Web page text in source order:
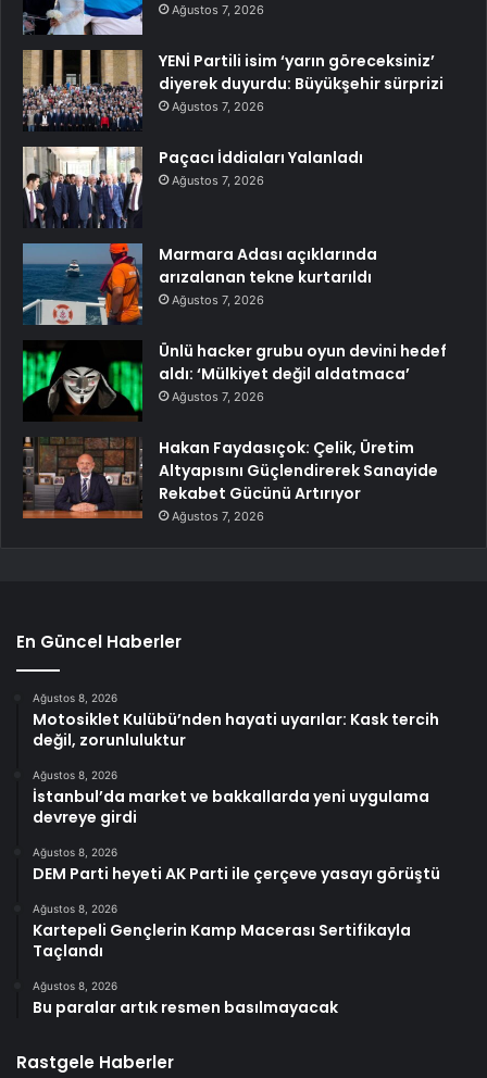
Ağustos 7, 2026
YENİ Partili isim ‘yarın göreceksiniz’
diyerek duyurdu: Büyükşehir sürprizi
Ağustos 7, 2026
Paçacı İddiaları Yalanladı
Ağustos 7, 2026
Marmara Adası açıklarında
arızalanan tekne kurtarıldı
Ağustos 7, 2026
Ünlü hacker grubu oyun devini hedef
aldı: ‘Mülkiyet değil aldatmaca’
Ağustos 7, 2026
Hakan Faydasıçok: Çelik, Üretim
Altyapısını Güçlendirerek Sanayide
Rekabet Gücünü Artırıyor
Ağustos 7, 2026
En Güncel Haberler
Ağustos 8, 2026
Motosiklet Kulübü’nden hayati uyarılar: Kask tercih
değil, zorunluluktur
Ağustos 8, 2026
İstanbul’da market ve bakkallarda yeni uygulama
devreye girdi
Ağustos 8, 2026
DEM Parti heyeti AK Parti ile çerçeve yasayı görüştü
Ağustos 8, 2026
Kartepeli Gençlerin Kamp Macerası Sertifikayla
Taçlandı
Ağustos 8, 2026
Bu paralar artık resmen basılmayacak
Rastgele Haberler